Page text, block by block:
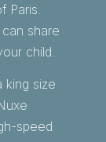
Paris.
share
child.
king size
speed